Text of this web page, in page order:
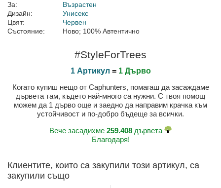
За:
Възрастен
Дизайн:
Унисекс
Цвят:
Червен
Състояние:
Ново; 100% Автентично
#StyleForTrees
1 Артикул = 1 Дърво
Когато купиш нещо от Caphunters, помагаш да засаждаме
дървета там, където най-много са нужни. С твоя помощ
можем да 1 дърво още и заедно да направим крачка към
устойчивост и по-добро бъдеще за всички.
Вече засадихме 259.408 дървета
Благодаря!
Клиентите, които са закупили този артикул, са
закупили също